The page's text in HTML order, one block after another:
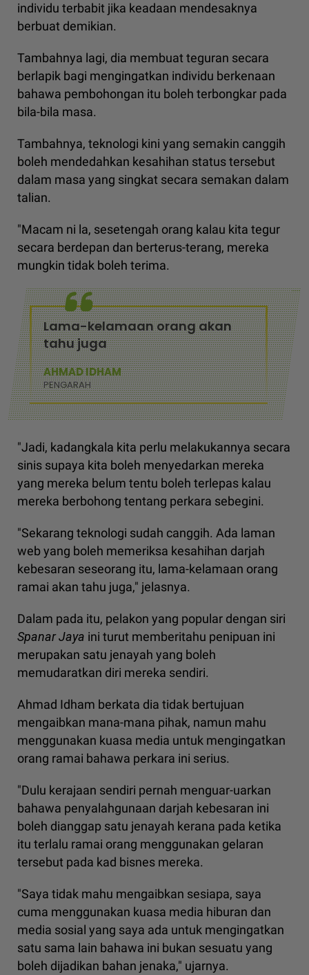
individu terbabit jika keadaan mendesaknya
berbuat demikian.
Tambahnya lagi, dia membuat teguran secara
berlapik bagi mengingatkan individu berkenaan
bahawa pembohongan itu boleh terbongkar pada
bila-bila masa.
Tambahnya, teknologi kini yang semakin canggih
boleh mendedahkan kesahihan status tersebut
dalam masa yang singkat secara semakan dalam
talian.
"Macam ni la, sesetengah orang kalau kita tegur
secara berdepan dan berterus-terang, mereka
mungkin tidak boleh terima.
Lama-kelamaan orang akan
tahu juga
AHMAD IDHAM
PENGARAH
"Jadi, kadangkala kita perlu melakukannya secara
sinis supaya kita boleh menyedarkan mereka
yang mereka belum tentu boleh terlepas kalau
mereka berbohong tentang perkara sebegini.
"Sekarang teknologi sudah canggih. Ada laman
web yang boleh memeriksa kesahihan darjah
kebesaran seseorang itu, lama-kelamaan orang
ramai akan tahu juga," jelasnya.
Dalam pada itu, pelakon yang popular dengan siri
Spanar Jaya ini turut memberitahu penipuan ini
merupakan satu jenayah yang boleh
memudaratkan diri mereka sendiri.
Ahmad Idham berkata dia tidak bertujuan
mengaibkan mana-mana pihak, namun mahu
menggunakan kuasa media untuk mengingatkan
orang ramai bahawa perkara ini serius.
"Dulu kerajaan sendiri pernah menguar-uarkan
bahawa penyalahgunaan darjah kebesaran ini
boleh dianggap satu jenayah kerana pada ketika
itu terlalu ramai orang menggunakan gelaran
tersebut pada kad bisnes mereka.
"Saya tidak mahu mengaibkan sesiapa, saya
cuma menggunakan kuasa media hiburan dan
media sosial yang saya ada untuk mengingatkan
satu sama lain bahawa ini bukan sesuatu yang
boleh dijadikan bahan jenaka," ujarnya.